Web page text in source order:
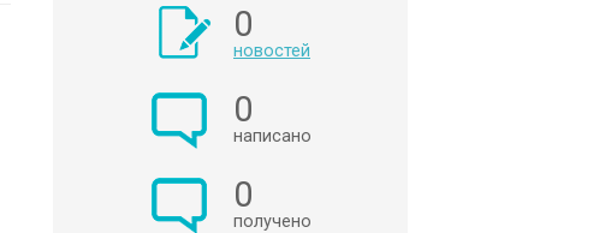
0
новостей
0
написано
0
получено